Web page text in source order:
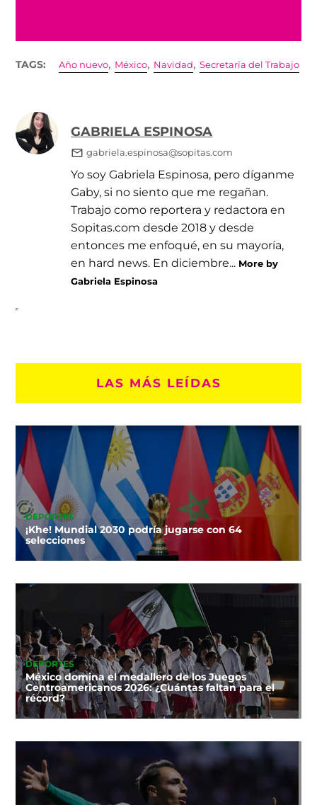
TAGS: Año nuevo, México, Navidad,Secretaría del Trabajo
GABRIELA ESPINOSA
gabriela.espinosa@sopitas.com
Yo soy Gabriela Espinosa, pero díganme
Gaby, si no siento que me regañan.
Trabajo como reportera y redactora en
Sopitas.com desde 2018 y desde
entonces me enfoqué, en su mayoría,
en hard news. En diciembre... More by
Gabriela Espinosa
LAS MÁS LEÍDAS
DEPORTES
¡Khe! Mundial 2030 podría jugarse con 64
selecciones
DEPORTES
México domina el medallero de los Juegos
Centroamericanos 2026: ¿Cuántas faltan para el
récord?